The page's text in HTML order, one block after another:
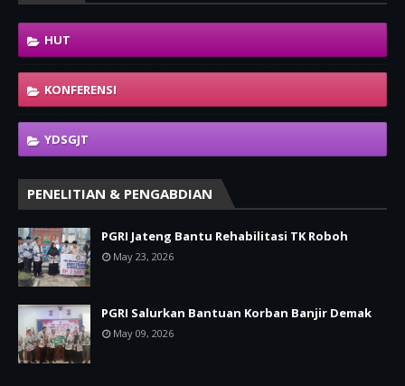
HUT
KONFERENSI
YDSGJT
PENELITIAN & PENGABDIAN
PGRI Jateng Bantu Rehabilitasi TK Roboh
May 23, 2026
PGRI Salurkan Bantuan Korban Banjir Demak
May 09, 2026